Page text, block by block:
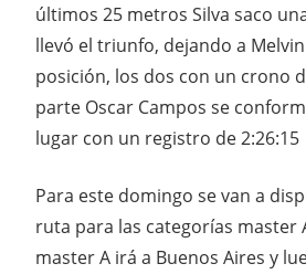
últimos 25 metros Silva saco
llevó el triunfo, dejando a
posición, los dos con un crono
parte Oscar Campos se
lugar con un registro de 2:26:15
Para este domingo se van a
ruta para las categorías master
master A irá a Buenos Aires y